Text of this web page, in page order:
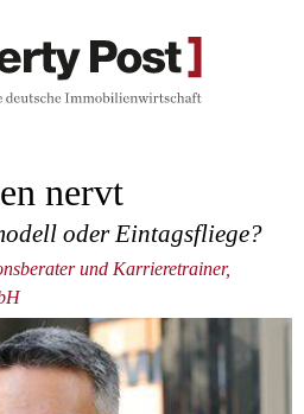
nervt
oder Eintagsfliege?
und Karrieretrainer,